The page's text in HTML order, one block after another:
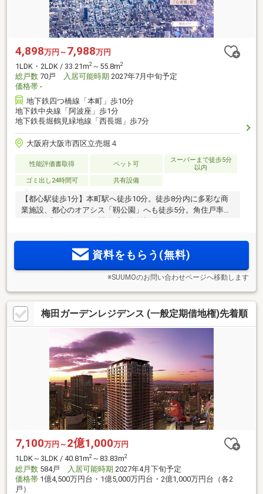
4,898万円～ 7,988万円
1LDK・2LDK / 33.21m2 ～55.8m2
総戸数 70戸 入居可能時期 2027年7月中旬予定
価格帯 -
地下鉄四つ橋線「本町」歩10分
地下鉄中央線「阿波座」歩1分
地下鉄長堀鶴見緑地線「西長堀」歩7分
大阪府大阪市西区立売堀４
性能評価書取得 ペット可
スーパーまで徒歩5分
以内
ゴミ出し24時間可
共有設備
【都心駅徒歩1分】本町駅へ徒歩10分。徒歩8分内に多彩な商
業施設、都心のオアシス「靱公園」へも徒歩5分。角住戸率
資料をもらう(無料)
※SUUMOのお問い合わせページへ移動します
梅田ガーデンレジデンス (一般定期借地権)先着順
7,100万円～ 2億1,000万円
1LDK～3LDK / 40.81m2 ～83.83m2
総戸数 584戸 入居可能時期 2027年4月下旬予定
価格帯 1億4,500万円台・1億5,000万円台・2億1,000万円台（各2
戸）